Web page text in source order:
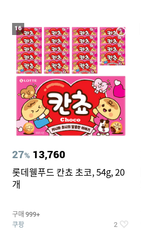
16
27% 13,760
롯데웰푸드 칸쵸 초코, 54g, 20
개
구매 999+
쿠팡 2